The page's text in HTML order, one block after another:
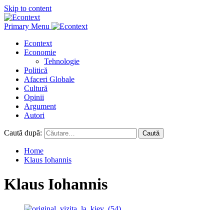
Skip to content
Primary Menu
Econtext
Economie
Tehnologie
Politică
Afaceri Globale
Cultură
Opinii
Argument
Autori
Caută după:
Home
Klaus Iohannis
Klaus Iohannis